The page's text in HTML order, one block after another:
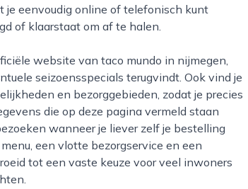
je eenvoudig online of telefonisch kunt
of klaarstaat om af te halen.
seizoensspecials terugvindt. Ook vind je
en bezorggebieden, zodat je precies
die op deze pagina vermeld staan
wanneer je liever zelf je bestelling
een vlotte bezorgservice en een
tot een vaste keuze voor veel inwoners